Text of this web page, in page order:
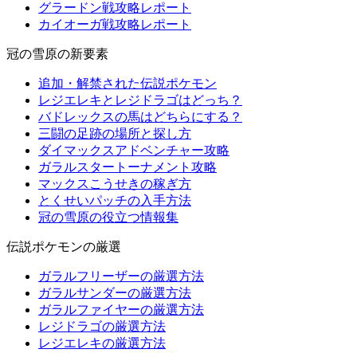
グラードン戦攻略レポート
カイオーガ戦攻略レポート
冠の雪原の新要素
追加・解禁された伝説ポケモン
レジエレキとレジドラゴはどっち？
バドレックスの馬はどちらにする？
三闘の足跡の場所と探し方
ダイマックスアドベンチャー攻略
ガラルスタートーナメント攻略
マックスこうせきの稼ぎ方
とくせいパッチの入手方法
冠の雪原の役立つ情報集
伝説ポケモンの厳選
ガラルフリーザーの厳選方法
ガラルサンダーの厳選方法
ガラルファイヤーの厳選方法
レジドラゴの厳選方法
レジエレキの厳選方法